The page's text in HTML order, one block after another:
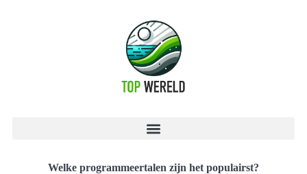
Welke programmeertalen zijn het populairst?